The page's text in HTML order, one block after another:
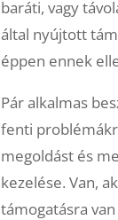
baráti, vagy
által nyújtott
éppen ennek
Pár alkalmas
fenti
megoldást és
kezelése. Van,
támogatásra